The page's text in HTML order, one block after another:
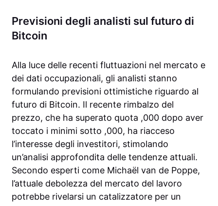
Previsioni degli analisti sul futuro di
Bitcoin
Alla luce delle recenti fluttuazioni nel mercato e
dei dati occupazionali, gli analisti stanno
formulando previsioni ottimistiche riguardo al
futuro di Bitcoin. Il recente rimbalzo del
prezzo, che ha superato quota ,000 dopo aver
toccato i minimi sotto ,000, ha riacceso
l’interesse degli investitori, stimolando
un’analisi approfondita delle tendenze attuali.
Secondo esperti come Michaël van de Poppe,
l’attuale debolezza del mercato del lavoro
potrebbe rivelarsi un catalizzatore per un